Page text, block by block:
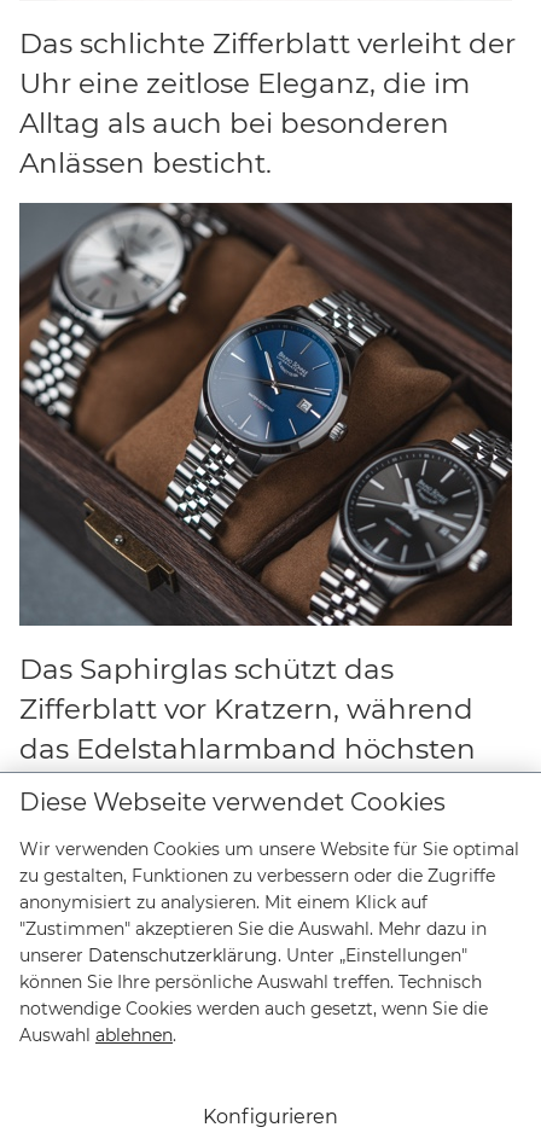
Das schlichte Zifferblatt verleiht der
Uhr eine zeitlose Eleganz, die im
Alltag als auch bei besonderen
Anlässen besticht.
Das Saphirglas schützt das
Zifferblatt vor Kratzern, während
das Edelstahlarmband höchsten
Tragekomfort bietet.
Bruno Söhnle
Informationen
Social Media
Diese Webseite verwendet Cookies
Wir verwenden Cookies um unsere Website für Sie optimal
zu gestalten, Funktionen zu verbessern oder die Zugriffe
anonymisiert zu analysieren. Mit einem Klick auf
"Zustimmen" akzeptieren Sie die Auswahl. Mehr dazu in
unserer Datenschutzerklärung. Unter „Einstellungen"
können Sie Ihre persönliche Auswahl treffen. Technisch
notwendige Cookies werden auch gesetzt, wenn Sie die
Auswahl ablehnen.
Konfigurieren